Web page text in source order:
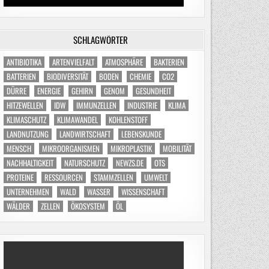
SCHLAGWÖRTER
ANTIBIOTIKA ARTENVIELFALT ATMOSPHÄRE
BAKTERIEN
BATTERIEN
BIODIVERSITÄT BODEN CHEMIE
CO2
DÜRRE
ENERGIE GEHIRN GENOM
GESUNDHEIT
HITZEWELLEN
IDW IMMUNZELLEN INDUSTRIE
KLIMA
KLIMASCHUTZ
KLIMAWANDEL
KOHLENSTOFF
LANDNUTZUNG
LANDWIRTSCHAFT
LEBENSKUNDE
MENSCH
MIKROORGANISMEN MIKROPLASTIK
MOBILITÄT
NACHHALTIGKEIT
NATURSCHUTZ NEWZS.DE
OTS
PROTEINE
RESSOURCEN STAMMZELLEN
UMWELT
UNTERNEHMEN
WALD WASSER
WISSENSCHAFT
WÄLDER
ZELLEN ÖKOSYSTEM ÖL